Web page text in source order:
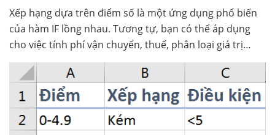
Xếp hạng dựa trên điểm số là một ứng dụng phổ biến
của hàm IF lồng nhau. Tương tự, bạn có thể áp dụng
cho việc tính phí vận chuyển, thuế, phân loại giá trị…